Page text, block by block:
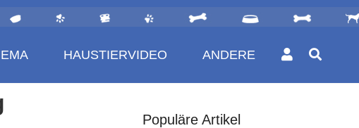
HAUSTIERVIDEO ANDERE
Populäre Artikel